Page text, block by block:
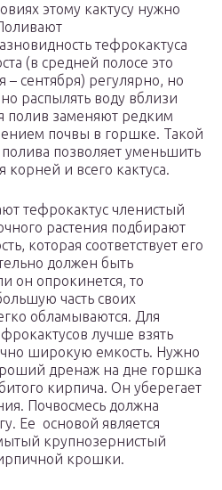
этому кактусу нужно
тефрокактуса
(в средней полосе это
– сентября) регулярно, но
распылять воду вблизи
полив заменяют редким
почвы в горшке. Такой
позволяет уменьшить
корней и всего кактуса.
тефрокактус членистый
растения подбирают
которая соответствует его
должен быть
он опрокинется, то
часть своих
обламываются. Для
лучше взять
широкую емкость. Нужно
дренаж на дне горшка
кирпича. Он уберегает
Почвосмесь должна
Ее основой является
крупнозернистый
крошки.